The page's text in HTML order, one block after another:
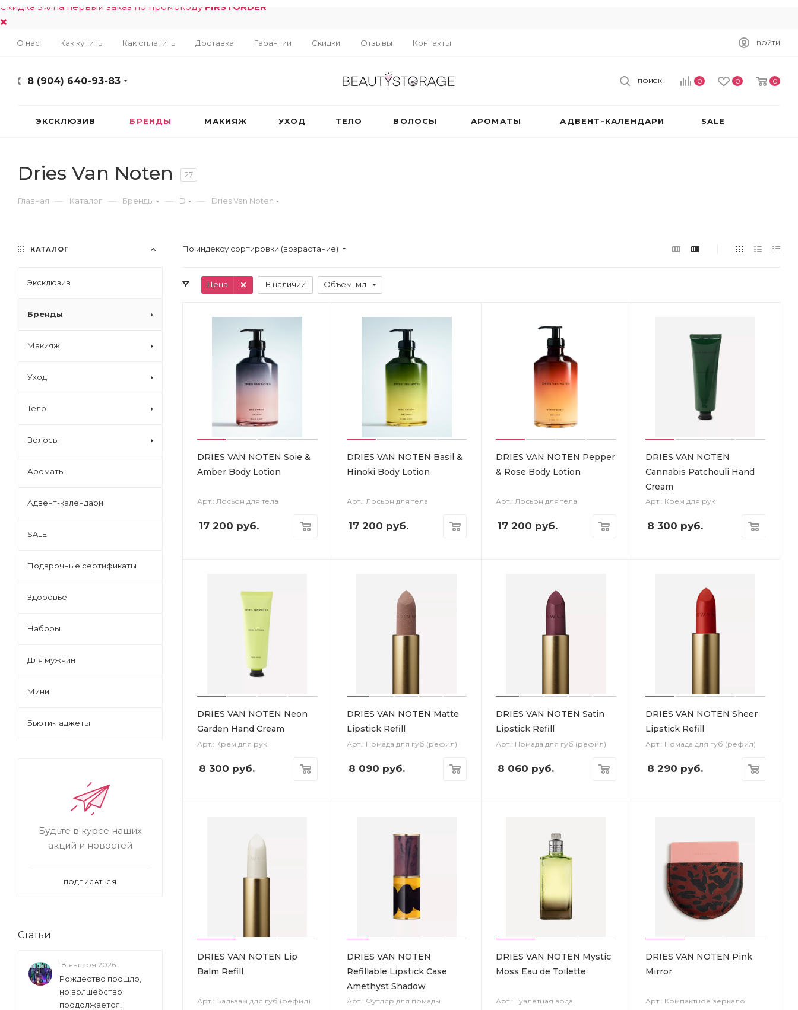
Скидка 5% на первый заказ по промокоду FIRSTORDER
О нас Как купить Как оплатить Доставка Гарантии Скидки Отзывы Контакты ВОЙТИ
8 (904) 640-93-83 0 0 0
ПОИСК
ЭКСКЛЮЗИВ БРЕНДЫ МАКИЯЖ УХОД ТЕЛО ВОЛОСЫ АРОМАТЫ АДВЕНТ-КАЛЕНДАРИ SALE
Dries Van Noten 27
Главная — Каталог — Бренды — D — Dries Van Noten
По индексу сортировки (возрастание)
Цена В наличии Объем, мл
DRIES VAN NOTEN Soie &
Amber Body Lotion
Арт.: Лосьон для тела
17 200 руб.
DRIES VAN NOTEN Basil &
Hinoki Body Lotion
Арт.: Лосьон для тела
17 200 руб.
DRIES VAN NOTEN Pepper
& Rose Body Lotion
Арт.: Лосьон для тела
17 200 руб.
DRIES VAN NOTEN
Cannabis Patchouli Hand
Cream
Арт.: Крем для рук
8 300 руб.
DRIES VAN NOTEN Neon
Garden Hand Cream
Арт.: Крем для рук
8 300 руб.
DRIES VAN NOTEN Matte
Lipstick Refill
Арт.: Помада для губ (рефил)
8 090 руб.
DRIES VAN NOTEN Satin
Lipstick Refill
Арт.: Помада для губ (рефил)
8 060 руб.
DRIES VAN NOTEN Sheer
Lipstick Refill
Арт.: Помада для губ (рефил)
8 290 руб.
DRIES VAN NOTEN Lip
Balm Refill
Арт.: Бальзам для губ (рефил)
DRIES VAN NOTEN
Refillable Lipstick Case
Amethyst Shadow
Арт.: Футляр для помады
DRIES VAN NOTEN Mystic
Moss Eau de Toilette
Арт.: Туалетная вода
DRIES VAN NOTEN Pink
Mirror
Арт.: Компактное зеркало
КАТАЛОГ
Эксклюзив
Бренды
Макияж
Уход
Тело
Волосы
Ароматы
Адвент-календари
SALE
Подарочные сертификаты
Здоровье
Наборы
Для мужчин
Мини
Бьюти-гаджеты
Будьте в курсе наших
акций и новостей
ПОДПИСАТЬСЯ
Статьи
18 января 2026
Рождество прошло,
но волшебство
продолжается!